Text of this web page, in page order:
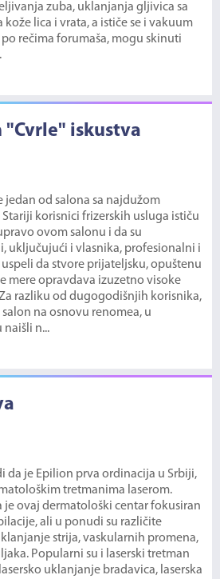
zuba, uklanjanja gljivica sa
lica i vrata, a ističe se i vakuum
rečima forumaša, mogu skinuti
"Cvrle" iskustva
jedan od salona sa najdužom
korisnici frizerskih usluga ističu
ovom salonu i da su
uključujući i vlasnika, profesionalni i
uspeli da stvore prijateljsku, opuštenu
mere opravdava izuzetno visoke
razliku od dugogodišnjih korisnika,
na osnovu renomea, u
naišli n...
da je Epilion prva ordinacija u Srbiji,
tretmanima laserom.
ovaj dermatološki centar fokusiran
ali u ponudi su različite
strija, vaskularnih promena,
Popularni su i laserski tretman
uklanjanje bradavica, laserska